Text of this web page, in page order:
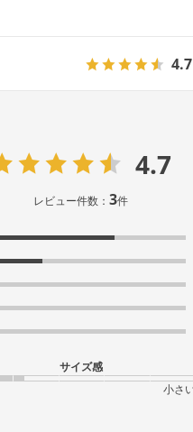
4.7
4.7
レビュー件数：3件
サイズ感
小さ